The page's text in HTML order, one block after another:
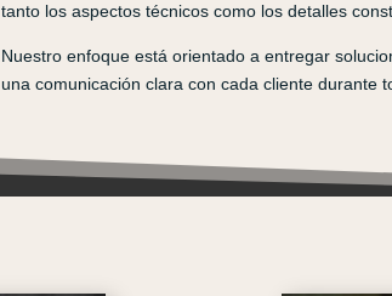
tanto los aspectos técnicos como los detalles
Nuestro enfoque está orientado a entregar
una comunicación clara con cada cliente durante